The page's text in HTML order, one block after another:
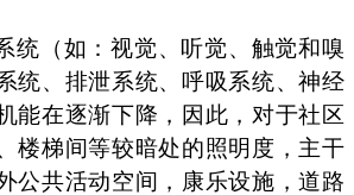
统（如：视觉、听觉、触觉和嗅
统、排泄系统、呼吸系统、神经
能在逐渐下降，因此，对于社区
楼梯间等较暗处的照明度，主干
公共活动空间，康乐设施，道路